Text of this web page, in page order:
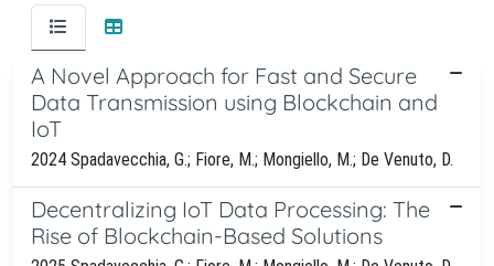
A Novel Approach for Fast and Secure
Data Transmission using Blockchain and
IoT
2024 Spadavecchia, G.; Fiore, M.; Mongiello, M.; De Venuto, D.
Decentralizing IoT Data Processing: The
Rise of Blockchain-Based Solutions